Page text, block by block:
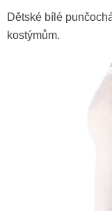
Dětské bílé
kostýmům.